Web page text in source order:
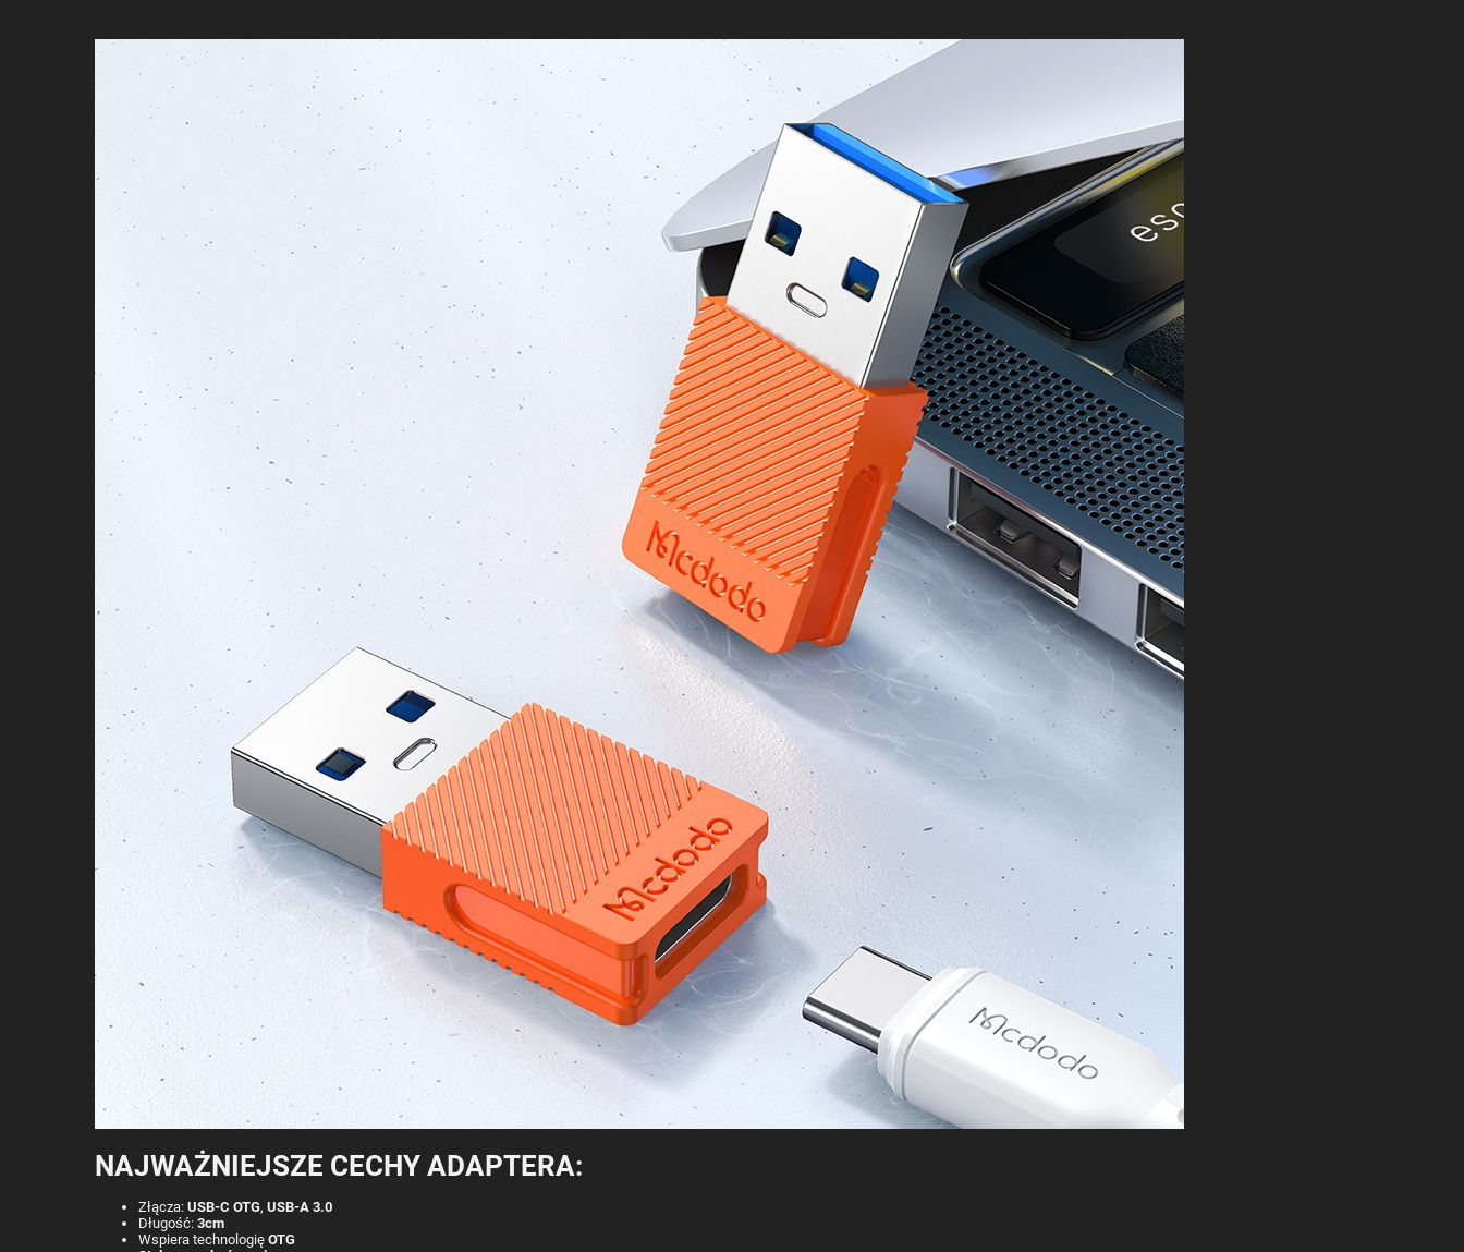
NAJWAŻNIEJSZE CECHY ADAPTERA:
Złącza: USB-C OTG, USB-A 3.0
Długość: 3cm
Wspiera technologię OTG